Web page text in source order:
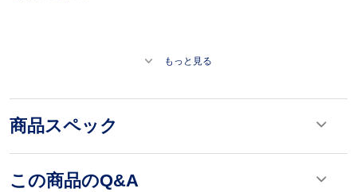
もっと見る
商品スペック
この商品のQ&A